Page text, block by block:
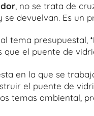
, no se trata de
devuelvan. Es un
tema presupuestal,
que el puente de
en la que se
el puente de
temas ambiental,